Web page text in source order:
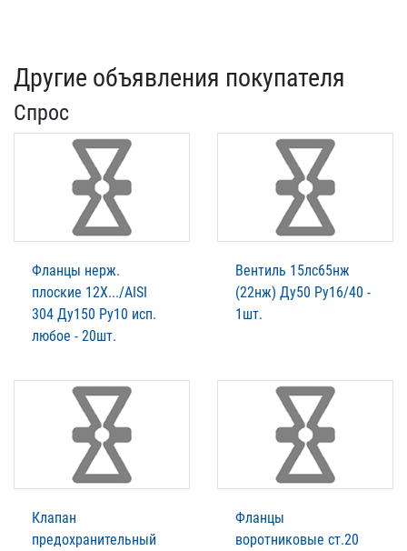
Другие объявления покупателя
Спрос
Фланцы нерж.
плоские 12Х.../AISI
304 Ду150 Ру10 исп.
любое - 20шт.
Вентиль 15лс65нж
(22нж) Ду50 Ру16/40 -
1шт.
Клапан
предохранительный
Фланцы
воротниковые ст.20